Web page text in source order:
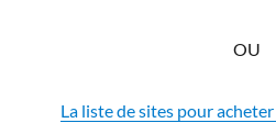
OU
La liste de sites pour